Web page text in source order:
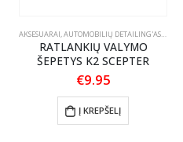
POLIRAVIMO PASTOS
AKSESUARAI,AUTOMOBILIŲ DETAILING'AS,
RATLANKIŲ VALYMO
ŠEPETYS K2 SCEPTER
€9.95
Į KREPŠELĮ